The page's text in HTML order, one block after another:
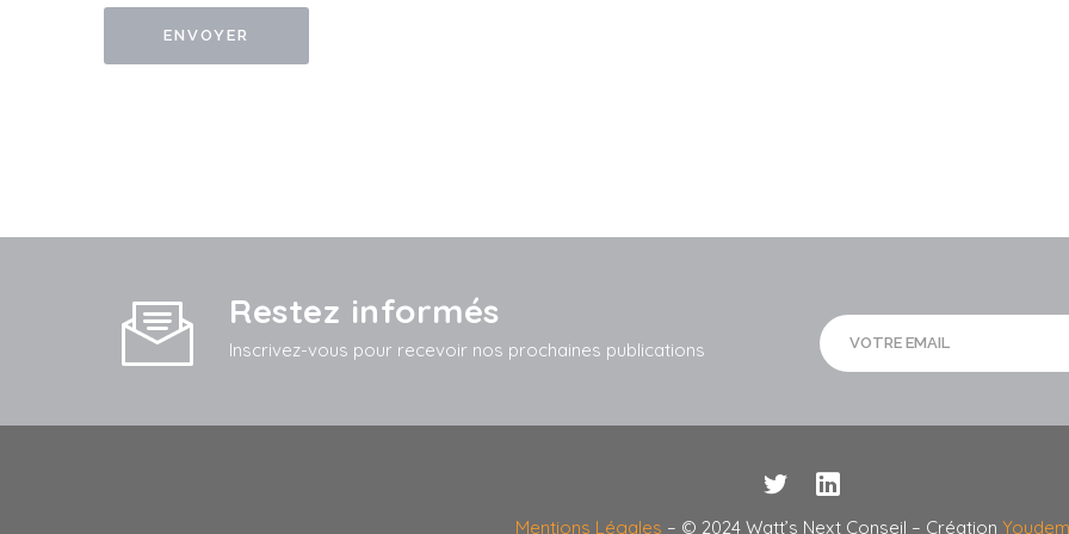
Restez informés
Inscrivez-vous pour recevoir nos prochaines publications
Mentions Légales – © 2024 Watt’s Next Conseil – Création